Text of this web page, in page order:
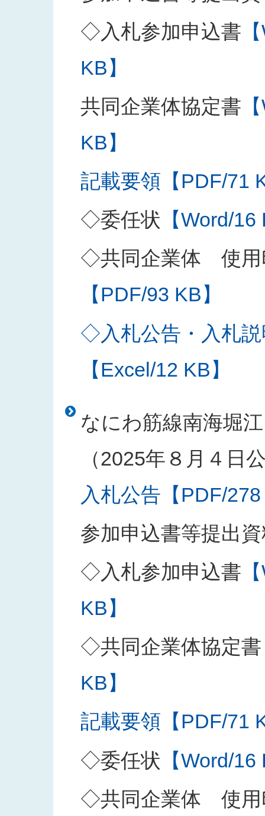
◇入札参加申込書
KB】
共同企業体協定書
KB】
記載要領【PDF/71
◇委任状 【Word/
◇共同企業体 使用
【PDF/93 KB】
◇入札公告・入札
【Excel/12 KB】
なにわ筋線南海堀
（2025年８月４日
入札公告【PDF/
参加申込書等提出
◇入札参加申込書
KB】
◇共同企業体協定書
KB】
記載要領【PDF/71
◇委任状 【Word/
◇共同企業体 使用